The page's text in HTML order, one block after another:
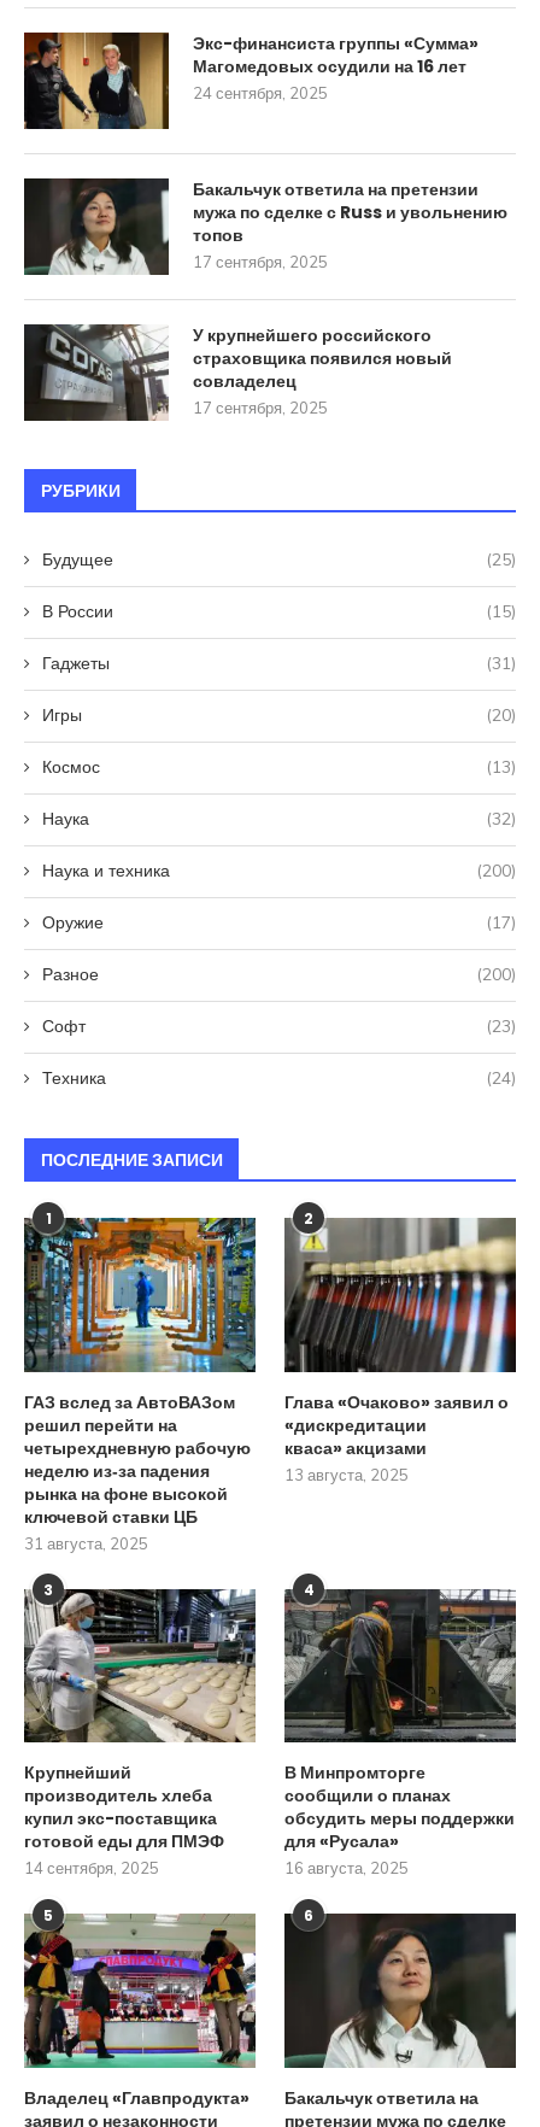
Экс-финансиста группы «Сумма»
Магомедовых осудили на 16 лет
24 сентября, 2025
Бакальчук ответила на претензии
мужа по сделке с Russ и увольнению
топов
17 сентября, 2025
У крупнейшего российского
страховщика появился новый
совладелец
17 сентября, 2025
РУБРИКИ
Будущее (25)
В России (15)
Гаджеты (31)
Игры (20)
Космос (13)
Наука (32)
Наука и техника (200)
Оружие (17)
Разное (200)
Софт (23)
Техника (24)
ПОСЛЕДНИЕ ЗАПИСИ
1
ГАЗ вслед за АвтоВАЗом
решил перейти на
четырехдневную рабочую
неделю из‑за падения
рынка на фоне высокой
ключевой ставки ЦБ
31 августа, 2025
2
Глава «Очаково» заявил о
«дискредитации
кваса» акцизами
13 августа, 2025
3
Крупнейший
производитель хлеба
купил экс-поставщика
готовой еды для ПМЭФ
14 сентября, 2025
4
В Минпромторге
сообщили о планах
обсудить меры поддержки
для «Русала»
16 августа, 2025
5
Владелец «Главпродукта»
заявил о незаконности
6
Бакальчук ответила на
претензии мужа по сделке